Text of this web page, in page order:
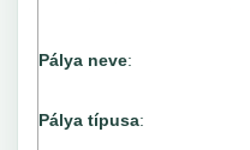
Pálya neve:
Pálya típusa: